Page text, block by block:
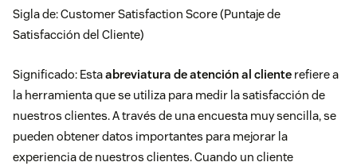
Sigla de: Customer Satisfaction Score (Puntaje de
Satisfacción del Cliente)
Significado: Estaabreviatura de atención al cliente refiere a
la herramienta que se utiliza para medir la satisfacción de
nuestros clientes. A través de una encuesta muy sencilla, se
pueden obtener datos importantes para mejorar la
experiencia de nuestros clientes. Cuando un cliente